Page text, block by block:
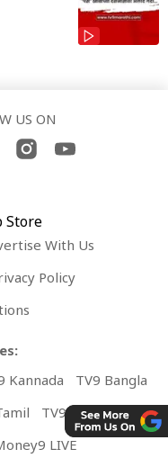
US ON
With Us
Policy
Kannada
TV9 Bangla
TV9 Malayalam
LIVE